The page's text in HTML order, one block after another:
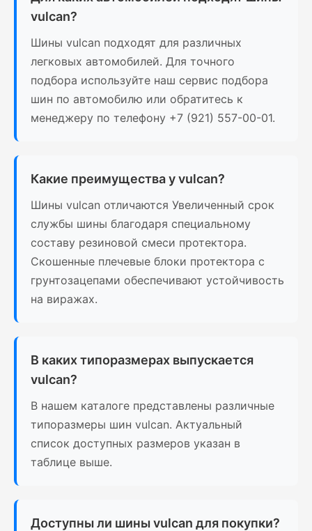
vulcan?
Шины vulcan подходят для различных
легковых автомобилей. Для точного
подбора используйте наш сервис подбора
шин по автомобилю или обратитесь к
менеджеру по телефону +7 (921) 557-00-01.
Какие преимущества у vulcan?
Шины vulcan отличаются Увеличенный срок
службы шины благодаря специальному
составу резиновой смеси протектора.
Скошенные плечевые блоки протектора с
грунтозацепами обеспечивают устойчивость
на виражах.
В каких типоразмерах выпускается
vulcan?
В нашем каталоге представлены различные
типоразмеры шин vulcan. Актуальный
список доступных размеров указан в
таблице выше.
Доступны ли шины vulcan для покупки?